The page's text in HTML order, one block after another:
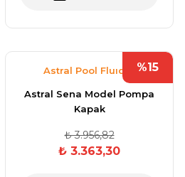
%15
Astral Pool Fluıdra
Astral Sena Model Pompa
Kapak
₺ 3.956,82
₺ 3.363,30